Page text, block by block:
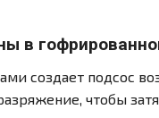
в
создает подсос
чтобы